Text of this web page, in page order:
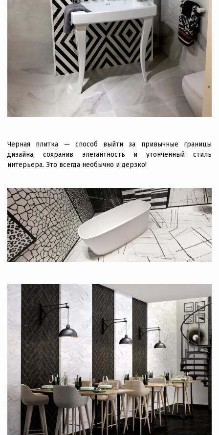
Черная плитка — способ выйти за привычные границы
дизайна, сохранив элегантность и утонченный стиль
интерьера. Это всегда необычно и дерзко!